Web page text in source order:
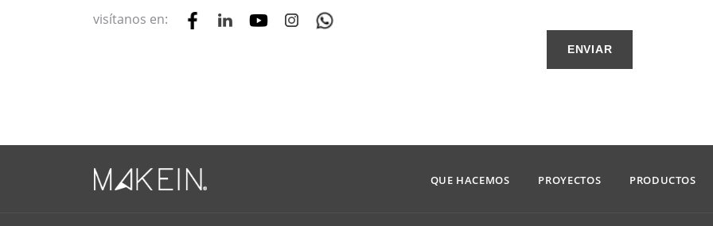
visítanos en:
ENVIAR
QUE HACEMOS PROYECTOS PRODUCTOS